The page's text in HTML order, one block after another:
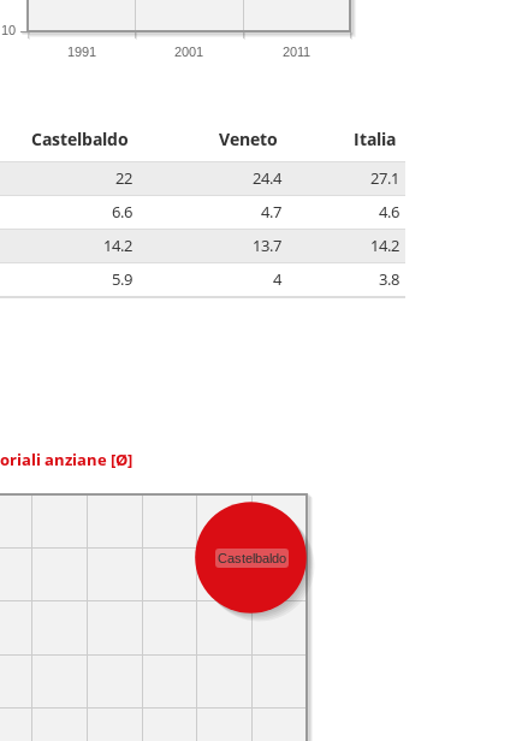
1991 2001 2011
10
Castelbaldo Veneto Italia
22 24.4
27.1
6.6 4.7
4.6
14.2 13.7
14.2
5.9 4 3.8
anziane [Ø]
Castelbaldo